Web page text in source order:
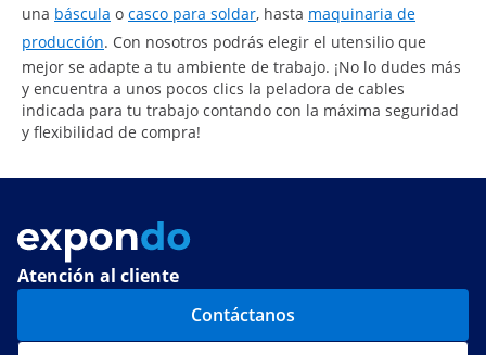
una báscula o casco para soldar, hasta maquinaria de
producción. Con nosotros podrás elegir el utensilio que
mejor se adapte a tu ambiente de trabajo. ¡No lo dudes más
y encuentra a unos pocos clics la peladora de cables
indicada para tu trabajo contando con la máxima seguridad
y flexibilidad de compra!
Atención al cliente
Contáctanos